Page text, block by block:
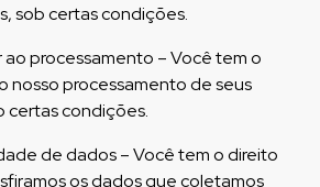
sob certas condições.
processamento – Você tem o
nosso processamento de seus
certas condições.
de dados – Você tem o direito
os dados que coletamos